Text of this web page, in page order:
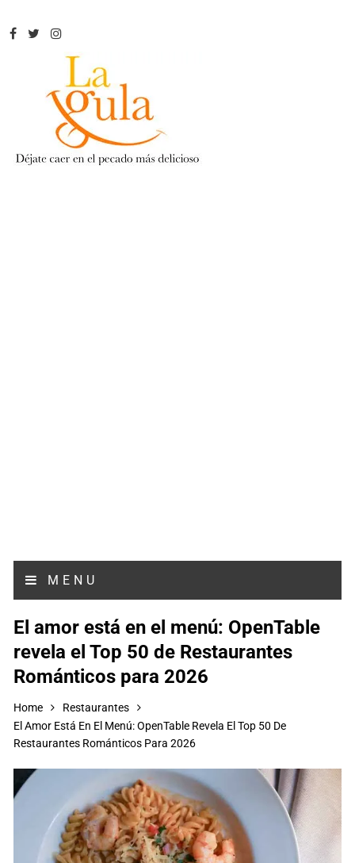
MENU
El amor está en el menú: OpenTable
revela el Top 50 de Restaurantes
Románticos para 2026
Home
Restaurantes
El Amor Está En El Menú: OpenTable Revela El Top 50 De
Restaurantes Románticos Para 2026